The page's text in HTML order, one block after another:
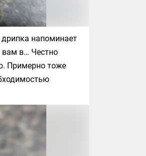
дрипка напоминает
в… Честно
Примерно тоже